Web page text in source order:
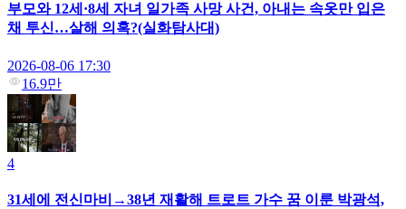
부모와 12세·8세 자녀 일가족 사망 사건, 아내는 속옷만 입은
채 투신…살해 의혹?(실화탐사대)
2026-08-06 17:30
16.9만
4
31세에 전신마비→38년 재활해 트로트 가수 꿈 이룬 박광석,